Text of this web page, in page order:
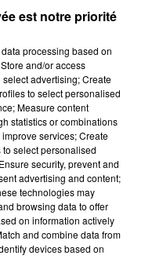
est notre priorité
processing based on
and/or access
advertising; Create
to select personalised
Measure content
statistics or combinations
services; Create
select personalised
security, prevent and
advertising and content;
technologies may
browsing data to offer
on information actively
and combine data from
devices based on